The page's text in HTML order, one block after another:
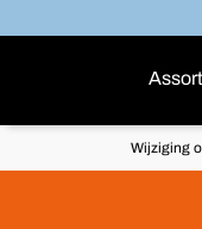
Wijziging